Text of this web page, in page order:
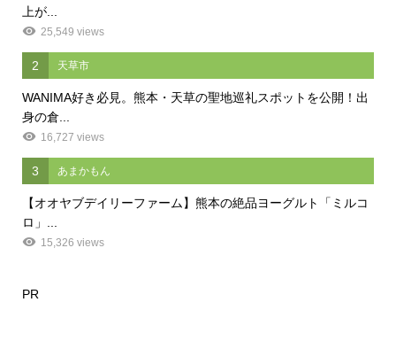
上が...
25,549 views
2 天草市
WANIMA好き必見。熊本・天草の聖地巡礼スポットを公開！出
身の倉...
16,727 views
3 あまかもん
【オオヤブデイリーファーム】熊本の絶品ヨーグルト「ミルコ
ロ」...
15,326 views
PR